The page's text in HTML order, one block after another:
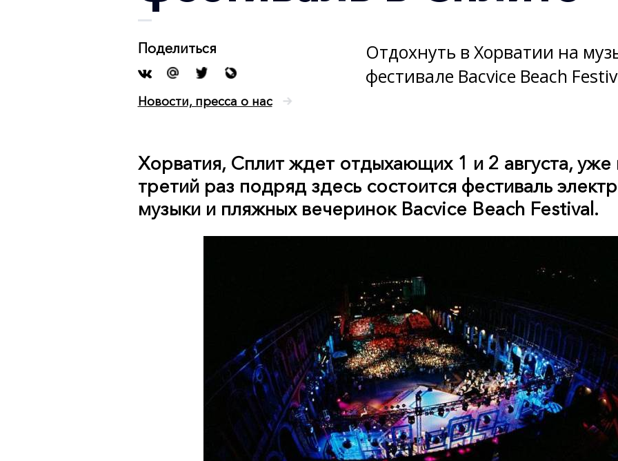
Поделиться
Новости, пресса о нас
Отдохнуть в Хорватии на
фестивале Bacvice Beach
Хорватия, Сплит ждет отдыхающих 1 и 2 августа, уже
третий раз подряд здесь состоится фестиваль
музыки и пляжных вечеринок Bacvice Beach Festival.